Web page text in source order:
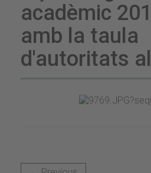
acadèmic
amb la taula
d'autoritats